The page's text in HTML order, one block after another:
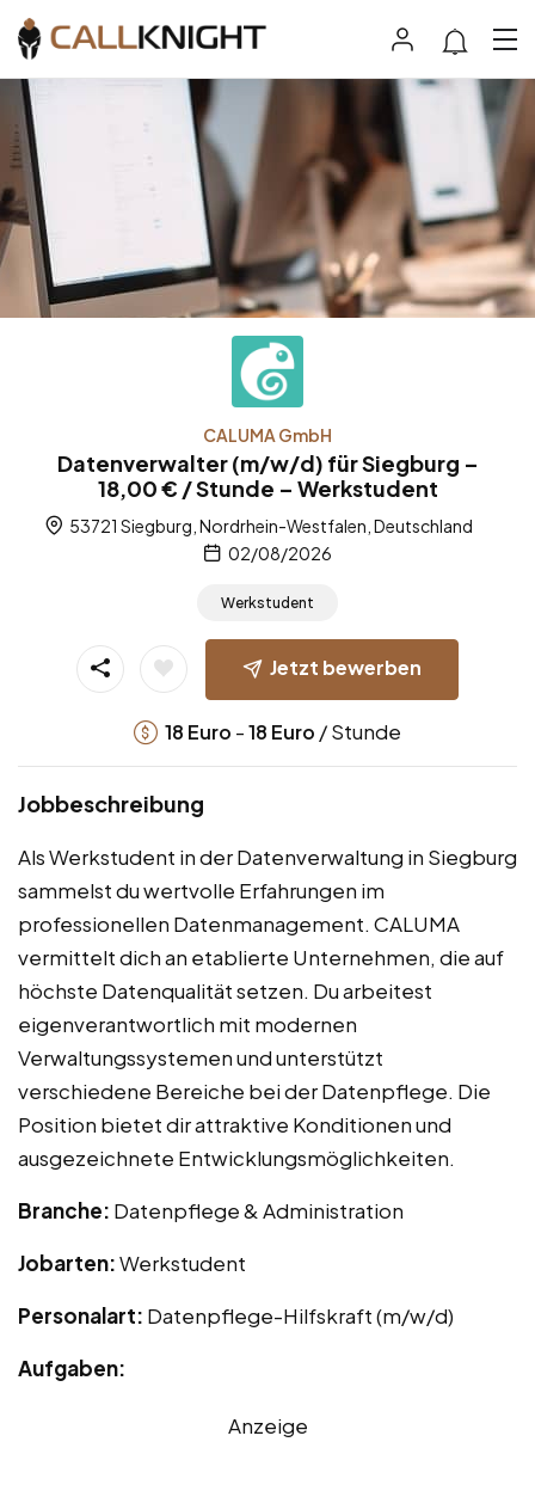
CALUMA GmbH
Datenverwalter (m/w/d) für Siegburg –
18,00 € / Stunde – Werkstudent
53721 Siegburg, Nordrhein-Westfalen, Deutschland
02/08/2026
Werkstudent
Jetzt bewerben
18 Euro -18 Euro / Stunde
Jobbeschreibung
Als Werkstudent in der Datenverwaltung in Siegburg
sammelst du wertvolle Erfahrungen im
professionellen Datenmanagement. CALUMA
vermittelt dich an etablierte Unternehmen, die auf
höchste Datenqualität setzen. Du arbeitest
eigenverantwortlich mit modernen
Verwaltungssystemen und unterstützt
verschiedene Bereiche bei der Datenpflege. Die
Position bietet dir attraktive Konditionen und
ausgezeichnete Entwicklungsmöglichkeiten.
Branche: Datenpflege & Administration
Jobarten:Werkstudent
Personalart: Datenpflege-Hilfskraft (m/w/d)
Aufgaben:
Anzeige